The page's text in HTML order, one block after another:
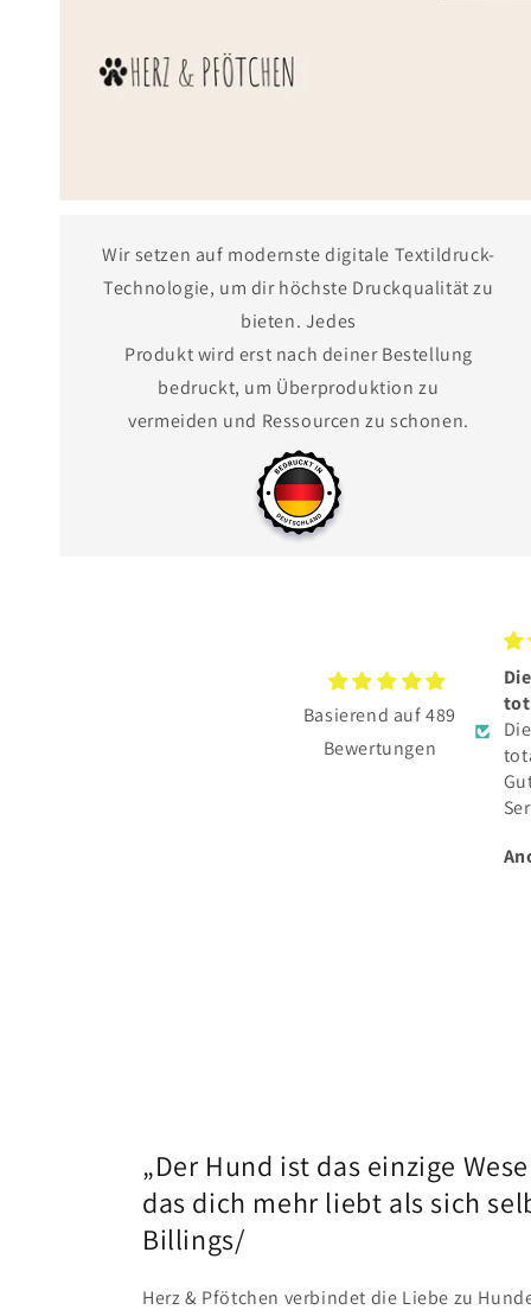
Wir setzen auf modernste digitale Textildruck-
Technologie, um dir höchste Druckqualität zu
bieten. Jedes
Produkt wird erst nach deiner Bestellung
bedruckt, um Überproduktion zu
vermeiden und Ressourcen zu schonen.
Basierend auf 489
Bewertungen
Die BESCHENKTE hat sich
total gefreut.
Die BESCHENKTE hat sich
total gefreut.
„Der Hund ist das einzige
das dich mehr liebt als sich
Billings/
Herz & Pfötchen verbindet die Liebe zu